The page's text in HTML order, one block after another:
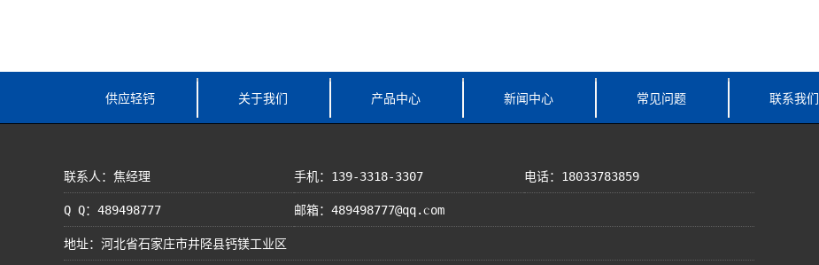
供应轻钙 关于我们 产品中心 新闻中心 常见问题 联系我们
联系人：焦经理 手机：139-3318-3307
电话：18033783859
Q Q：489498777
邮箱：489498777@qq.com
地址：河北省石家庄市井陉县钙镁工业区